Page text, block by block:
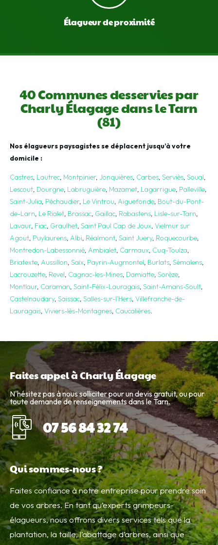
Élagueur de proximité
40 Communes desservies par
Charly Élagage dans le Tarn
(81)
Nos élagueurs paysagistes se déplacent jusqu’à votre
domicile :
Castres, Lautrec, Montpinier, Jonquières, Carbes, Serviès, Soual,
Lescout, Dourgne, Labruguière, Mazamet, Lagarrigue, Palleville,
Saint-Julia, Péchaudier, Le Vintrou, Aiguefonde, Bout-du-Pont-
de-Larn, Le Rialet, Brassac, Gaillac, Rabastens, Lisle-sur-Tarn,
Lavaur, Fiac, Graulhet, Saint Paul Cap de Joux, Vielmur sur
Agout, Puylaurens, Albi, Réalmont, Saint Juery, Roquecourbe,
Montredon-Labessonnié, Ambialet, Carmaux, Cuq-Toulza,
Briatexte, Aussillon, Saïx, Payrin-Augmontel, Burlats, Sémalens,
Lacrouzette, Revel, Cagnac-les-Mines, Damiatte, Sorèze,
Montlaur, Caraman, Saint-Félix-Lauragais, Saint-Amans-Soult,
Castelnaudary, Saissac, Salles-sur-l’Hers, Villefranche-de-
Lauragais, Viviers-lès-Montagnes, Caucalières.
Faites appel à Charly Élagage
N'hésitez pas à nous solliciter pour un devis gratuit, ou pour
toute demande de renseignements dans le Tarn.
07 56 84 32 74
Qui sommes-nous ?
Faites confiance à notre entreprise pour prendre soin
de vos arbres. En tant qu’experts grimpeurs-
élagueurs, nous offrons divers services tels que la
plantation, la taille, l’abattage d’arbres, ainsi que